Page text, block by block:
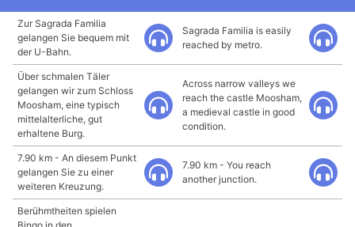
Zur Sagrada Familia
gelangen Sie bequem mit
der U-Bahn.
Sagrada Familia is easily
reached by metro.
Über schmalen Täler
gelangen wir zum Schloss
Moosham, eine typisch
mittelalterliche, gut
erhaltene Burg.
Across narrow valleys we
reach the castle Moosham,
a medieval castle in good
condition.
7.90 km - An diesem Punkt
gelangen Sie zu einer
weiteren Kreuzung.
7.90 km - You reach
another junction.
Berühmtheiten spielen